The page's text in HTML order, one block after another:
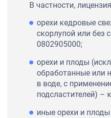
В частности,
орехи кедровые
скорлупой или
0802905000;
орехи и плоды
обработанные или
в воде, с
подсластителей)
иные орехи и